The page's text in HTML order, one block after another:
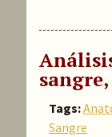
Tags:
Sangre